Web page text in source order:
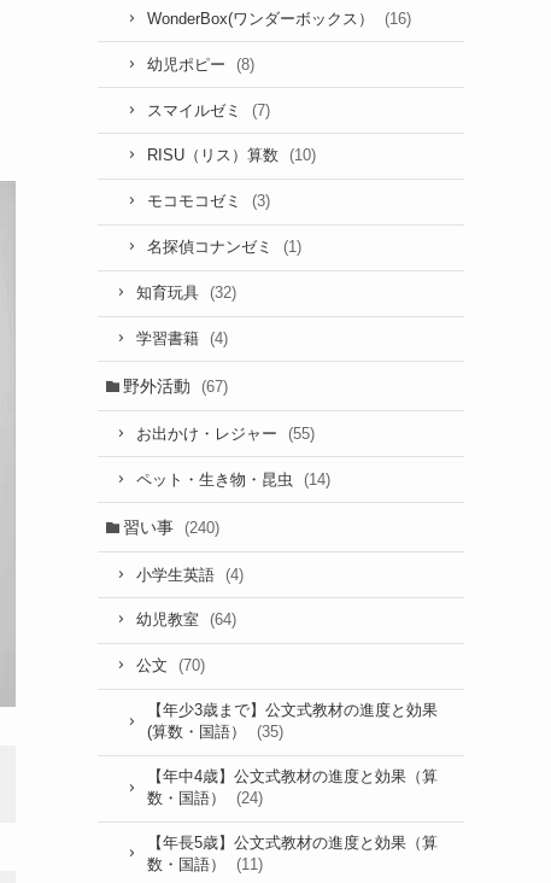
2020年7月28日～2
021年8月31日
2020年7月28日～2
021年8月31日
全体
WonderBox(ワンダーボックス） (16)
幼児ポピー (8)
スマイルゼミ (7)
RISU（リス）算数 (10)
モコモコゼミ (3)
名探偵コナンゼミ (1)
知育玩具 (32)
学習書籍 (4)
野外活動 (67)
お出かけ・レジャー (55)
ペット・生き物・昆虫 (14)
習い事 (240)
小学生英語 (4)
幼児教室 (64)
公文 (70)
【年少3歳まで】公文式教材の進度と効果
(算数・国語）
(35)
【年中4歳】公文式教材の進度と効果（算
数・国語）
(24)
【年長5歳】公文式教材の進度と効果（算
数・国語）
(11)